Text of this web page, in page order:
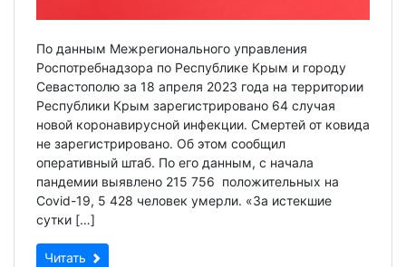
По данным Межрегионального управления
Роспотребнадзора по Республике Крым и городу
Севастополю за 18 апреля 2023 года на территории
Республики Крым зарегистрировано 64 случая
новой коронавирусной инфекции. Смертей от ковида
не зарегистрировано. Об этом сообщил
оперативный штаб. По его данным, с начала
пандемии выявлено 215 756 положительных на
Covid-19, 5 428 человек умерли. «За истекшие
сутки […]
Читать